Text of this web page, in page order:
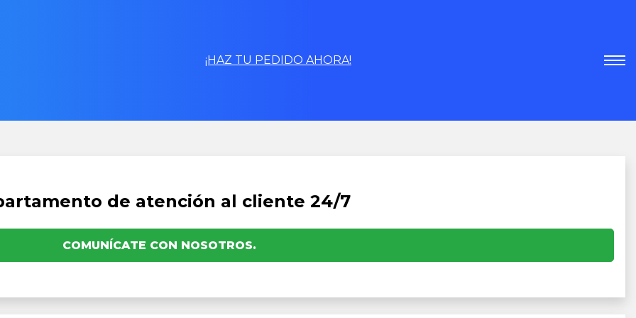
¡HAZ TU PEDIDO AHORA!
de atención al cliente 24/7
COMUNÍCATE CON NOSOTROS.